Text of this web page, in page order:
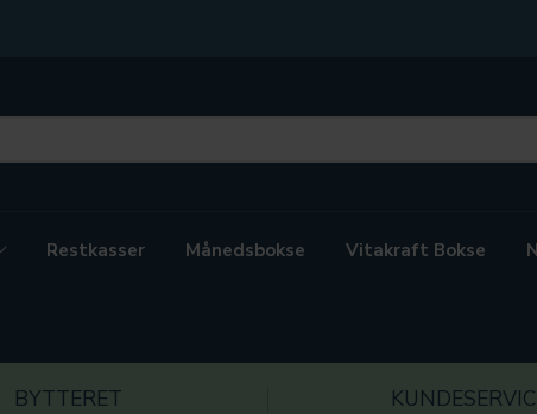
Restkasser Månedsbokse Vitakraft Bokse
BYTTERET